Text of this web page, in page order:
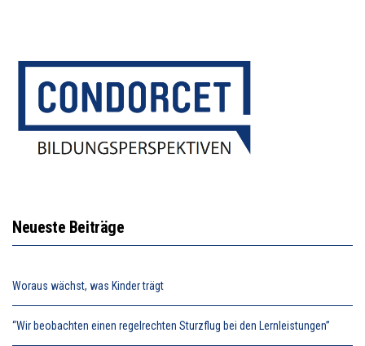
Neueste Beiträge
Woraus wächst, was Kinder trägt
“Wir beobachten einen regelrechten Sturzflug bei den Lernleistungen”